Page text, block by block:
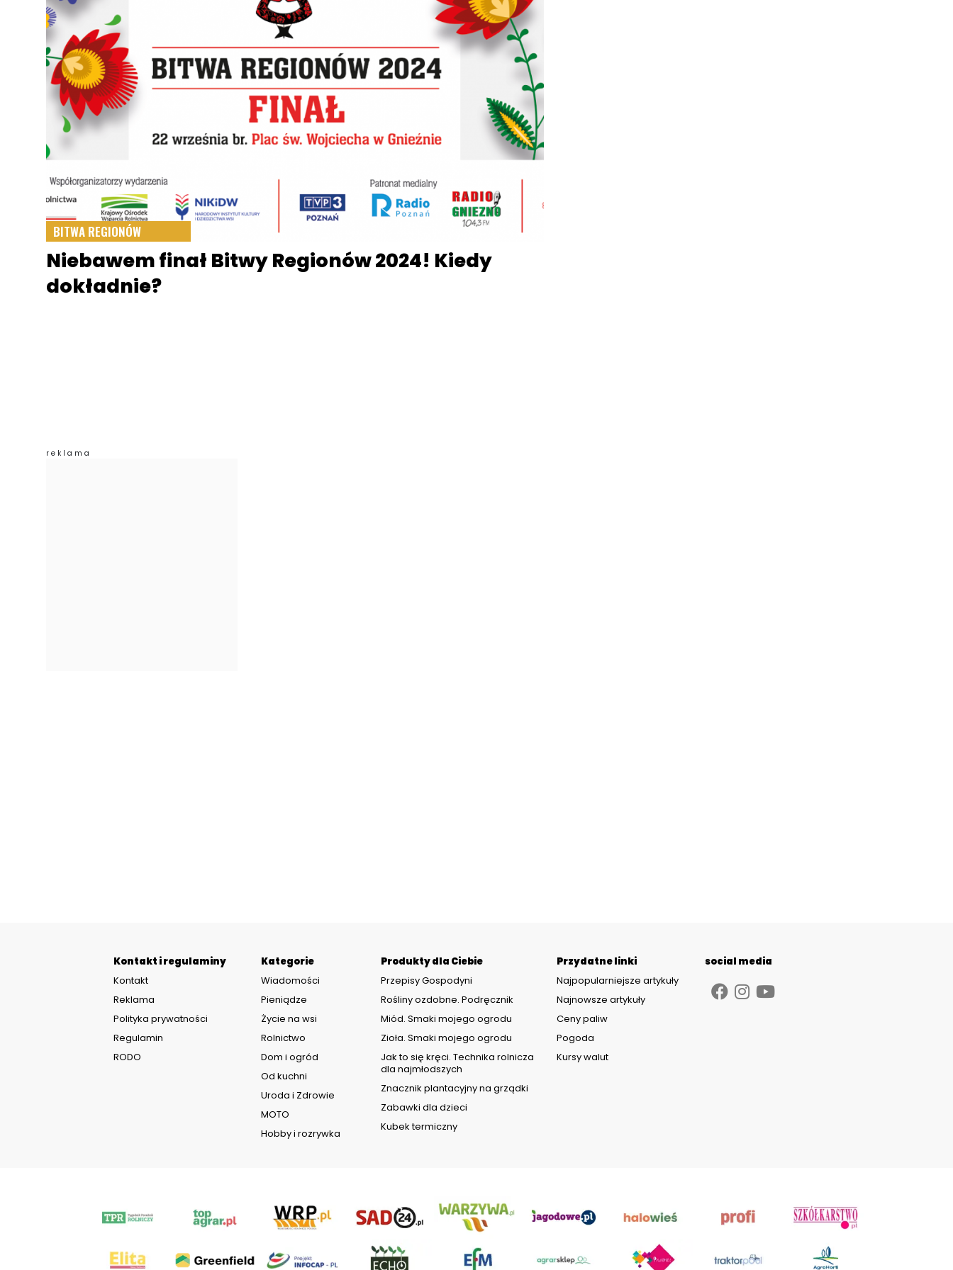
BITWA REGIONÓW
Niebawem finał Bitwy Regionów 2024! Kiedy
dokładnie?
Kontakt i regulaminy
Kontakt
Reklama
Polityka prywatności
Regulamin
RODO
Kategorie
Wiadomości
Pieniądze
Życie na wsi
Rolnictwo
Dom i ogród
Od kuchni
Uroda i Zdrowie
MOTO
Hobby i rozrywka
Produkty dla Ciebie
Przepisy Gospodyni
Rośliny ozdobne. Podręcznik
Miód. Smaki mojego ogrodu
Zioła. Smaki mojego ogrodu
Jak to się kręci. Technika rolnicza
dla najmłodszych
Znacznik plantacyjny na grządki
Zabawki dla dzieci
Kubek termiczny
Przydatne linki
Najpopularniejsze artykuły
Najnowsze artykuły
Ceny paliw
Pogoda
Kursy walut
social media